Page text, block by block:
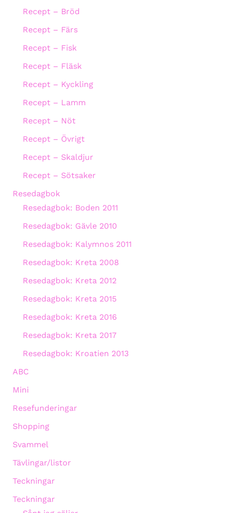
Recept – Bröd
Recept – Färs
Recept – Fisk
Recept – Fläsk
Recept – Kyckling
Recept – Lamm
Recept – Nöt
Recept – Övrigt
Recept – Skaldjur
Recept – Sötsaker
Resedagbok
Resedagbok: Boden 2011
Resedagbok: Gävle 2010
Resedagbok: Kalymnos 2011
Resedagbok: Kreta 2008
Resedagbok: Kreta 2012
Resedagbok: Kreta 2015
Resedagbok: Kreta 2016
Resedagbok: Kreta 2017
Resedagbok: Kroatien 2013
ABC
Mini
Resefunderingar
Shopping
Svammel
Tävlingar/listor
Teckningar
Teckningar